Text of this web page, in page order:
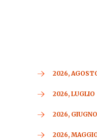
2026,
2026, LUGLIO
2026, GIUGNO
2026,